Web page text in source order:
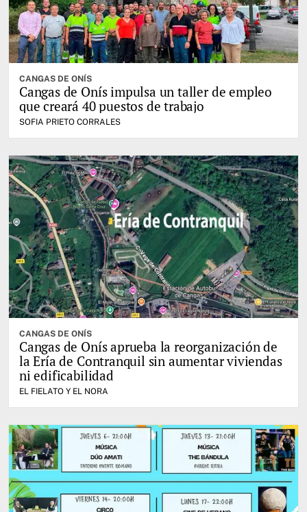
CANGAS DE ONÍS
Cangas de Onís impulsa un taller de empleo
que creará 40 puestos de trabajo
SOFIA PRIETO CORRALES
CANGAS DE ONÍS
Cangas de Onís aprueba la reorganización de
la Ería de Contranquil sin aumentar viviendas
ni edificabilidad
EL FIELATO Y EL NORA